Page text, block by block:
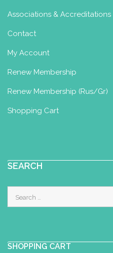
Associations & Accreditations
Contact
My Account
Renew Membership
Renew Membership (Rus/Gr)
Shopping Cart
SEARCH
for:
SHOPPING CART